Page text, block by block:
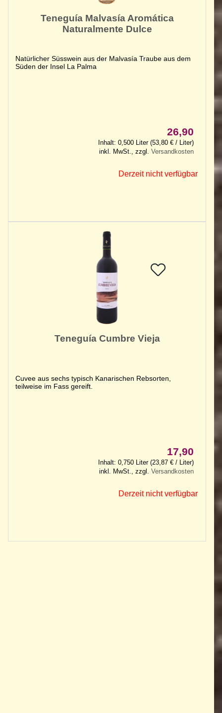
Teneguía Malvasía Aromática
Naturalmente Dulce
Natürlicher Süsswein aus der Malvasía Traube aus dem
Süden der Insel La Palma
26,90
Inhalt: 0,500 Liter (53,80 € / Liter)
inkl. MwSt., zzgl.Versandkosten
Derzeit nicht verfügbar
Teneguía Cumbre Vieja
Cuvee aus sechs typisch Kanarischen Rebsorten,
teilweise im Fass gereift.
17,90
Inhalt: 0,750 Liter (23,87 € / Liter)
inkl. MwSt., zzgl.Versandkosten
Derzeit nicht verfügbar